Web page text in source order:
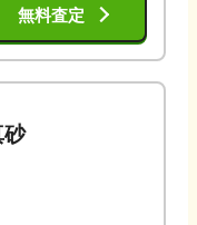
無料査定